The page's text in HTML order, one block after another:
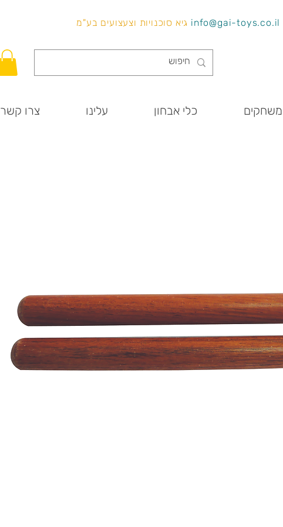
info@gai-toys.co.il גיא סוכנויות וצעצועים בע"מ
משחקים כלי אבחון עלינו צרו קשר